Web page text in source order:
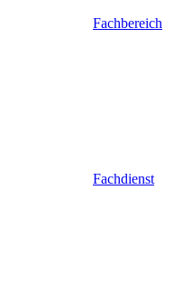
Fachbereich
Fachdienst